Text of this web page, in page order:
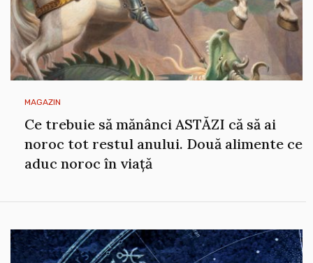
MAGAZIN
Ce trebuie să mănânci ASTĂZI că să ai
noroc tot restul anului. Două alimente ce
aduc noroc în viață